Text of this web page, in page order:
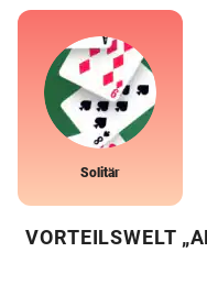
Solitär
VORTEILSWELT